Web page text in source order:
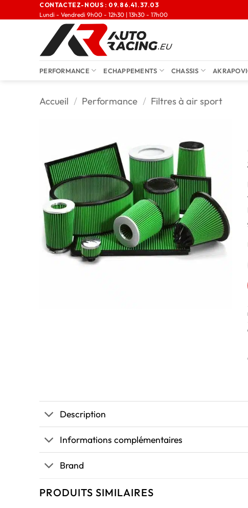
CONTACTEZ-NOUS : 09.86.41.37.03
Lundi - Vendredi 9h00 - 12h30 | 13h30 - 17h00
PERFORMANCE ECHAPPEMENTS CHASSIS
Accueil / Performance / Filtres à air sport
Description
Informations complémentaires
Brand
PRODUITS SIMILAIRES